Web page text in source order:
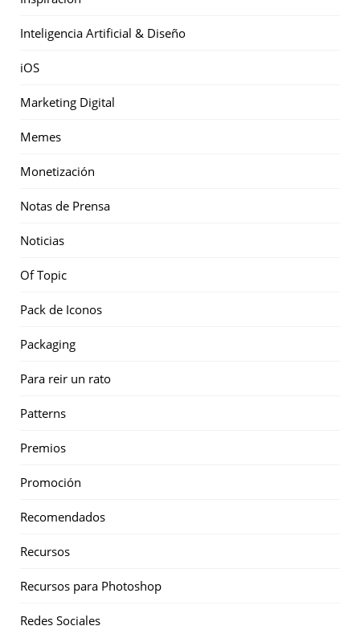
Inteligencia Artificial & Diseño
iOS
Marketing Digital
Memes
Monetización
Notas de Prensa
Noticias
Of Topic
Pack de Iconos
Packaging
Para reir un rato
Patterns
Premios
Promoción
Recomendados
Recursos
Recursos para Photoshop
Redes Sociales